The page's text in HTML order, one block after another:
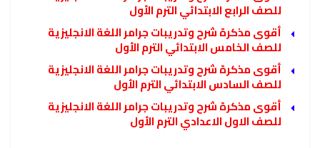
للصف الرابع الابتدائي الترم الأول
أقوى مذكرة شرح وتدريبات جرامر اللغة الانجليزية
للصف الخامس الابتدائي الترم الأول
أقوى مذكرة شرح وتدريبات جرامر اللغة الانجليزية
للصف السادس الابتدائي الترم الأول
أقوى مذكرة شرح وتدريبات جرامر اللغة الانجليزية
للصف الاول الاعدادي الترم الأول